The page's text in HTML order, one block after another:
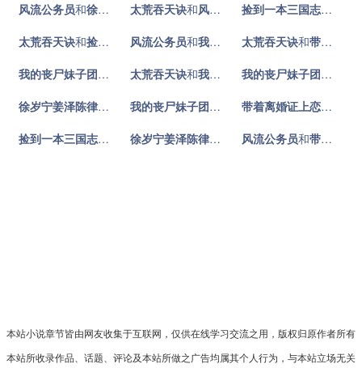
风流公务员和徐岁宁姜泽陈律 小说对比
太荒吞天诀和风流公务员 小说对比 捡到一本三国志
和
太荒吞天诀和捡到一本三国志 小说对比
风流公务员和我的丧尸妹子团 小说对比
太荒吞天诀和带着离婚证上恋综，豪门前夫失控了
我的丧尸妹子团
和 徐岁宁姜泽陈律小说对比
太荒吞天诀和我的丧尸妹子团 小说对比我的丧尸妹子团
和
徐岁宁姜泽陈律
和 捡到一本三国志小说对比
我的丧尸妹子团
和 带着离婚证上恋综，豪门前
带着离婚证上恋综，豪门前夫失控了
捡到一本三国志
和 带着离婚证上恋综，豪门前夫失控了小说对比
徐岁宁姜泽陈律
和 太荒吞天诀小说对比
风流公务员和带着离婚证上恋综，豪门前夫失控了
本站小说章节皆由网友收集于互联网，仅供在线学习交流之用，版权归原作者所有
本站所收录作品、话题、评论及本站所做之广告均属其个人行为，与本站立场无关